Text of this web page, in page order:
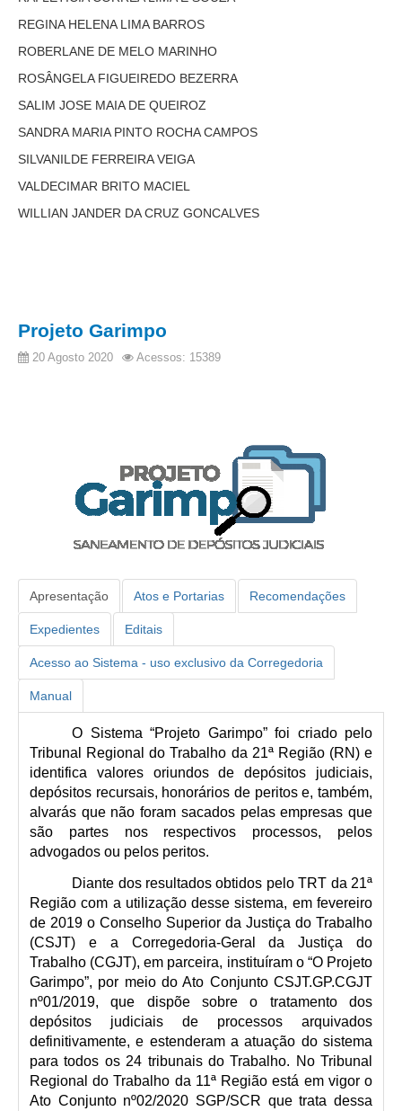
Eliminação de Autos
Ementário
Manual de Redação
Produtividade dos magistrados
Regimento Interno
Regulamento Geral
Resolução do Plantão Judiciário
Protocolos de Julgamento
Acompanhe sua manifestação
Ouvidoria Da Mulher
Serviço de Informação ao Cidadão - SIC
Relatórios Estatísticos
Consulte o seu Processo Trabalhista
Lei Geral de Proteção de Dados - LGPD
Integração das Ouvidorias
O que é Ouvidoria?
Carta de Serviços à Cidadania
Ouvidoria no CSJT
Dúvidas Frequentes
Avalie os Serviços da Ouvidoria
Faça sua Manifestação
Denúncia Assédio Moral ou Sexual
Notícia de Irregularidade Anônima
Denúncia Atos de Corrupção
Contato
Contatos - Trabalho Remoto
Fale Conosco
Atendimento ao Público
REGINA HELENA LIMA BARROS
ROBERLANE DE MELO MARINHO
ROSÂNGELA FIGUEIREDO BEZERRA
SALIM JOSE MAIA DE QUEIROZ
SANDRA MARIA PINTO ROCHA CAMPOS
SILVANILDE FERREIRA VEIGA
VALDECIMAR BRITO MACIEL
WILLIAN JANDER DA CRUZ GONCALVES
Projeto Garimpo
20 Agosto 2020 Acessos: 15389
Apresentação Atos e Portarias Recomendações
Expedientes Editais
Acesso ao Sistema - uso exclusivo da Corregedoria
Manual
O Sistema “Projeto Garimpo” foi criado pelo
Tribunal Regional do Trabalho da 21ª Região (RN) e
identifica valores oriundos de depósitos judiciais,
depósitos recursais, honorários de peritos e, também,
alvarás que não foram sacados pelas empresas que
são partes nos respectivos processos, pelos
advogados ou pelos peritos.
Diante dos resultados obtidos pelo TRT da 21ª
Região com a utilização desse sistema, em fevereiro
de 2019 o Conselho Superior da Justiça do Trabalho
(CSJT) e a Corregedoria-Geral da Justiça do
Trabalho (CGJT), em parceira, instituíram o “O Projeto
Garimpo”, por meio do Ato Conjunto CSJT.GP.CGJT
nº01/2019, que dispõe sobre o tratamento dos
depósitos judiciais de processos arquivados
definitivamente, e estenderam a atuação do sistema
para todos os 24 tribunais do Trabalho. No Tribunal
Regional do Trabalho da 11ª Região está em vigor o
Ato Conjunto nº02/2020 SGP/SCR que trata dessa